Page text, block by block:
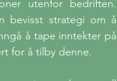
utenfor bedriften.
bevisst strategi om å
å tape inntekter på
for å tilby denne.